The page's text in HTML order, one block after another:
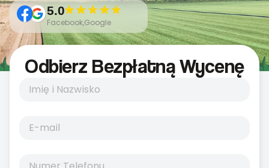
5.0
Facebook,Google
Odbierz Bezpłatną Wycenę